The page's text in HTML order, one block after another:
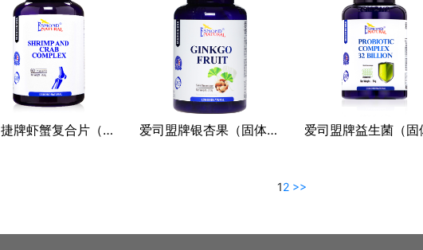
活力捷牌虾蟹复合片（压片糖果） 爱司盟牌银杏果（固体饮料）
12 >>